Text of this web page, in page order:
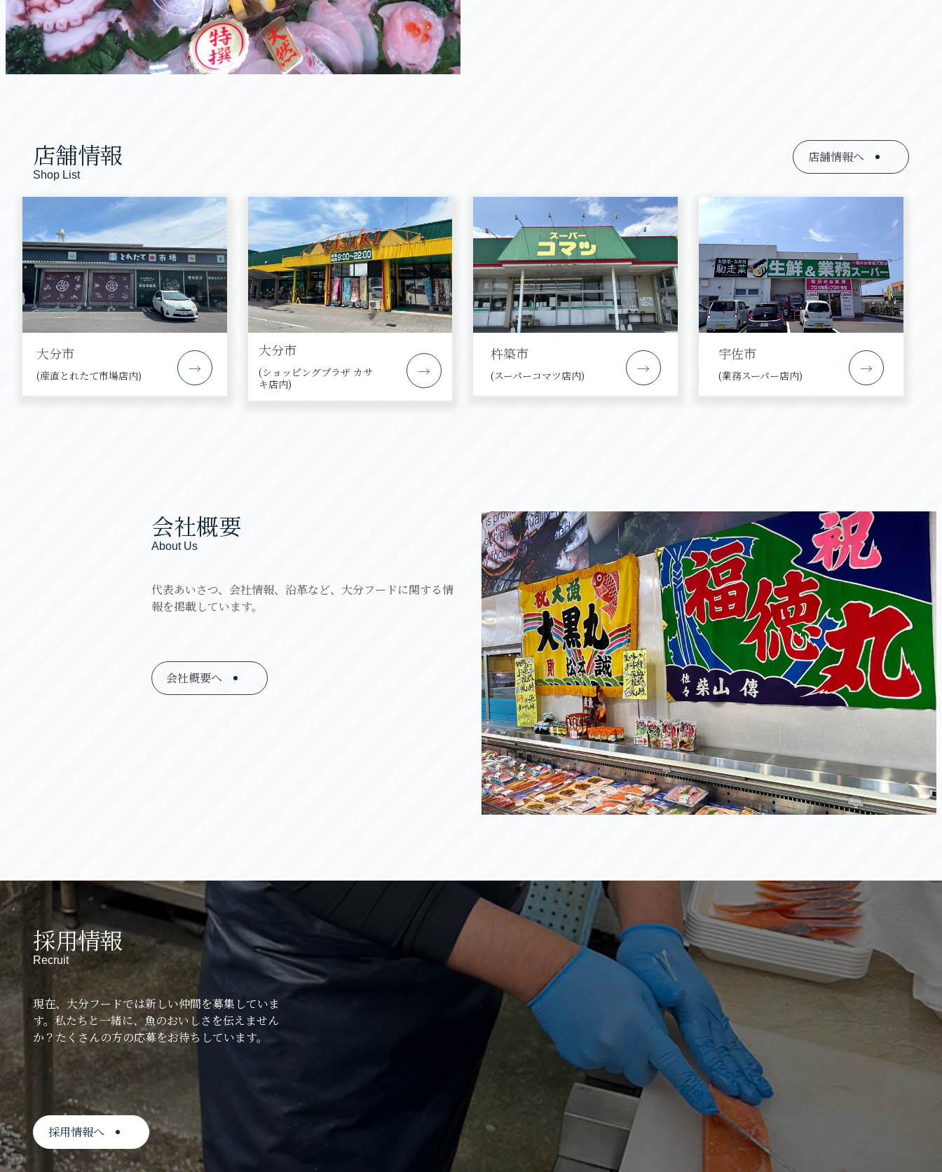
店舗情報
Shop List
店舗情報へ
大分市
(産直とれたて市場店内) →
大分市
(ショッピングプラザ カサ
キ店内)
→
杵築市
(スーパーコマツ店内) →
宇佐市
(業務スーパー店内) →
会社概要
About Us
代表あいさつ、会社情報、沿革など、大分フードに関する情
報を掲載しています。
会社概要へ
採用情報
Recruit
現在、大分フードでは新しい仲間を募集していま
す。私たちと一緒に、魚のおいしさを伝えません
か？たくさんの方の応募をお待ちしています。
採用情報へ